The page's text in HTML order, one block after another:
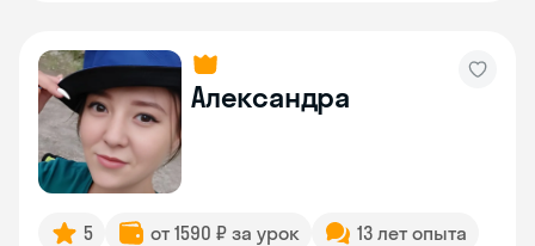
Александра
5 от 1590 ₽ за урок
13 лет опыта